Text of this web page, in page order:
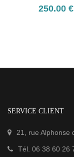
250.00 €
SERVICE CLIENT
21, rue Alphonse
Tél. 06 38 60 26